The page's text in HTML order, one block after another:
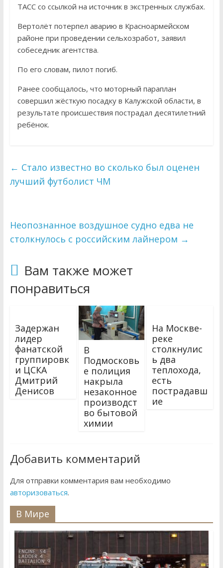
ТАСС со ссылкой на источник в экстренных службах.
Вертолёт потерпел аварию в Красноармейском
районе при проведении сельхозработ, заявил
собеседник агентства.
По его словам, пилот погиб.
Ранее сообщалось, что моторный параплан
совершил жёсткую посадку в Калужской области, в
результате происшествия пострадал десятилетний
ребёнок.
← Стало известно во сколько был оценен
лучший футболист ЧМ
Неопознанное воздушное судно едва не
столкнулось с российским лайнером →
Вам также может
понравиться
Задержан
лидер
фанатской
группировк
и ЦСКА
Дмитрий
Денисов
В
Подмосковь
е полиция
накрыла
незаконное
производст
во бытовой
химии
На Москве-
реке
столкнулис
ь два
теплохода,
есть
пострадавш
ие
Добавить комментарий
Для отправки комментария вам необходимо
авторизоваться.
В Мире